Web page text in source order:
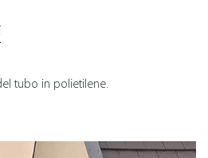
tubo in polietilene.